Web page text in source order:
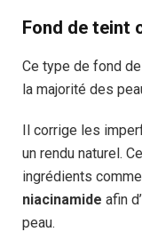
Fond de teint
Ce type de fond
la majorité des
Il corrige les
un rendu naturel.
ingrédients comme
niacinamide afin
peau.